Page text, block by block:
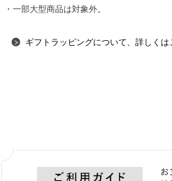
・一部大型商品は対象外。
ギフトラッピングについて、詳しくは